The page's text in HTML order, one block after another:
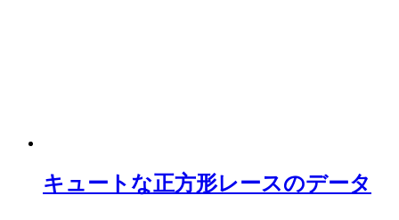
キュートな正方形レースのデータ